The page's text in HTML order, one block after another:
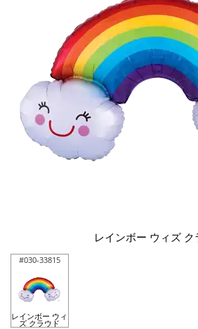
レインボー ウィズ ク
#030-33815
レインボー ウィ
ズ クラウド